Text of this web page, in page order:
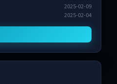
2025-02-09
2025-02-04